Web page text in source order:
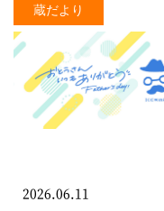
蔵だより
2026.06.11